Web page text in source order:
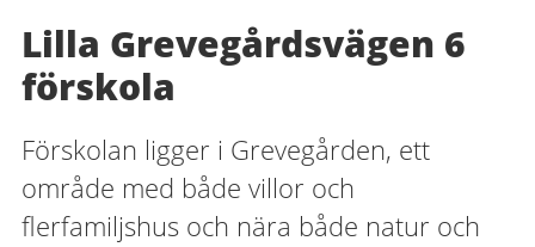
Lilla Grevegårdsvägen 6
förskola
Förskolan ligger i Grevegården, ett
område med både villor och
flerfamiljshus och nära både natur och